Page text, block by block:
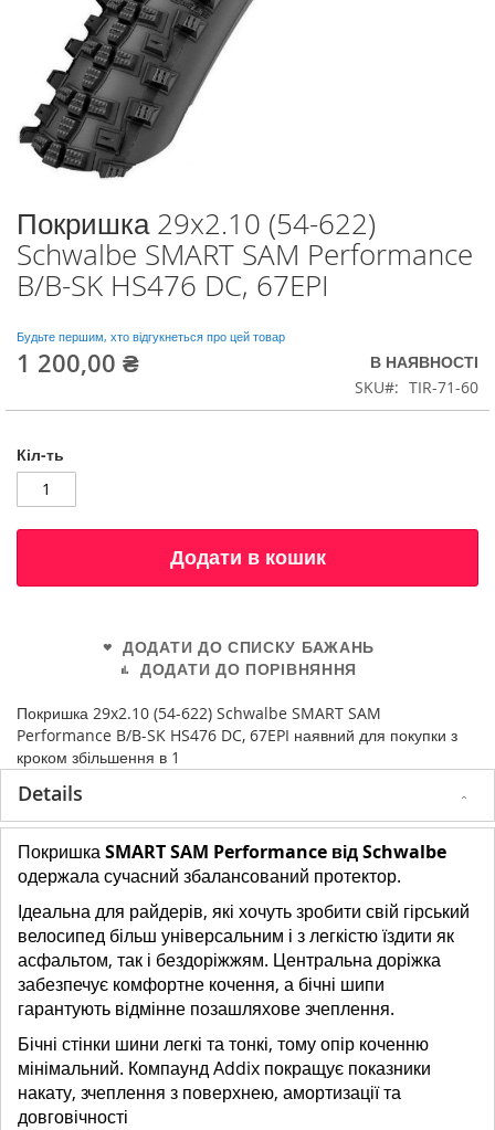
Перейти
до
початку
галереї
Покришка 29x2.10 (54-622)
Schwalbe SMART SAM Performance
B/B-SK HS476 DC, 67EPI
Будьте першим, хто відгукнеться про цей товар
1 200,00 ₴
В НАЯВНОСТІ
SKU
TIR-71-60
Кіл-ть
Додати в кошик
ДОДАТИ ДО СПИСКУ БАЖАНЬ
ДОДАТИ ДО ПОРІВНЯННЯ
Покришка 29x2.10 (54-622) Schwalbe SMART SAM
Performance B/B-SK HS476 DC, 67EPI наявний для покупки з
кроком збільшення в 1
Details
ПокришкаSMART SAM Performance від Schwalbe
одержала сучасний збалансований протектор.
Ідеальна для райдерів, які хочуть зробити свій гірський
велосипед більш універсальним і з легкістю їздити як
асфальтом, так і бездоріжжям. Центральна доріжка
забезпечує комфортне кочення, а бічні шипи
гарантують відмінне позашляхове зчеплення.
Бічні стінки шини легкі та тонкі, тому опір коченню
мінімальний. Компаунд Addix покращує показники
накату, зчеплення з поверхнею, амортизації та
довговічності